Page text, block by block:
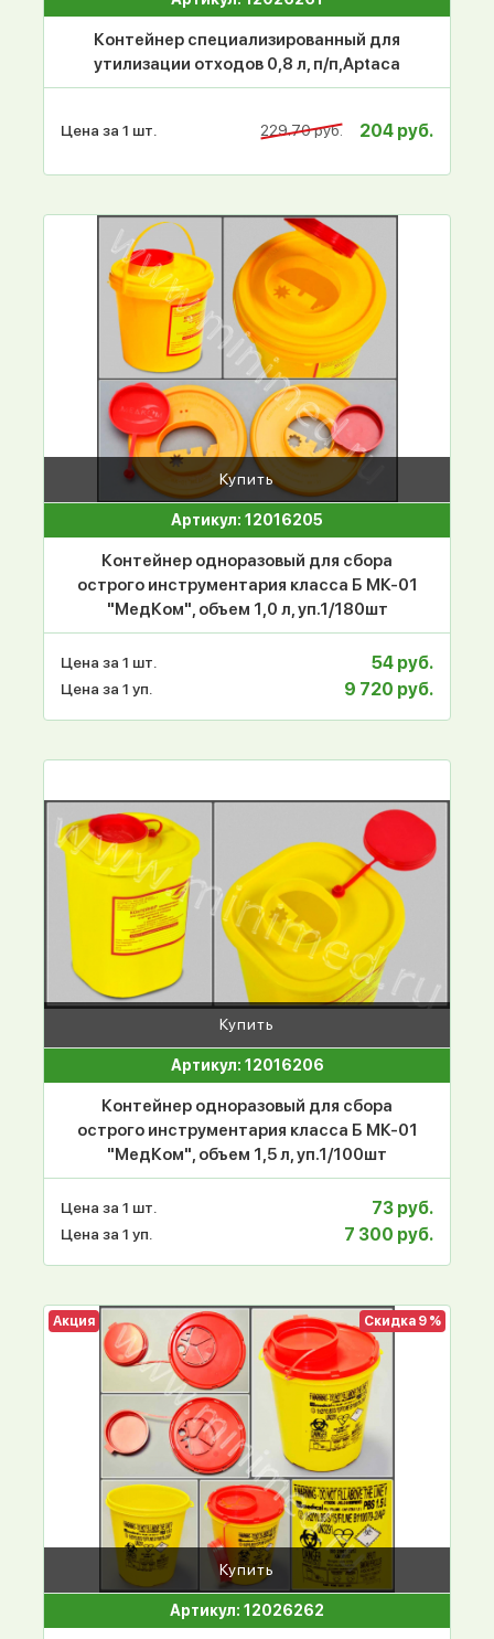
Контейнер специализированный для
утилизации отходов 0,8 л, п/п,Aptaca
Цена за 1 шт. 229.70 руб. 204 руб.
Купить
Артикул: 12016205
Контейнер одноразовый для сбора
острого инструментария класса Б МК-01
"МедКом", объем 1,0 л, уп.1/180шт
Цена за 1 шт. 54 руб.
Цена за 1 уп. 9 720 руб.
Купить
Артикул: 12016206
Контейнер одноразовый для сбора
острого инструментария класса Б МК-01
"МедКом", объем 1,5 л, уп.1/100шт
Цена за 1 шт. 73 руб.
Цена за 1 уп. 7 300 руб.
Акция Скидка 9 %
Купить
Артикул: 12026262